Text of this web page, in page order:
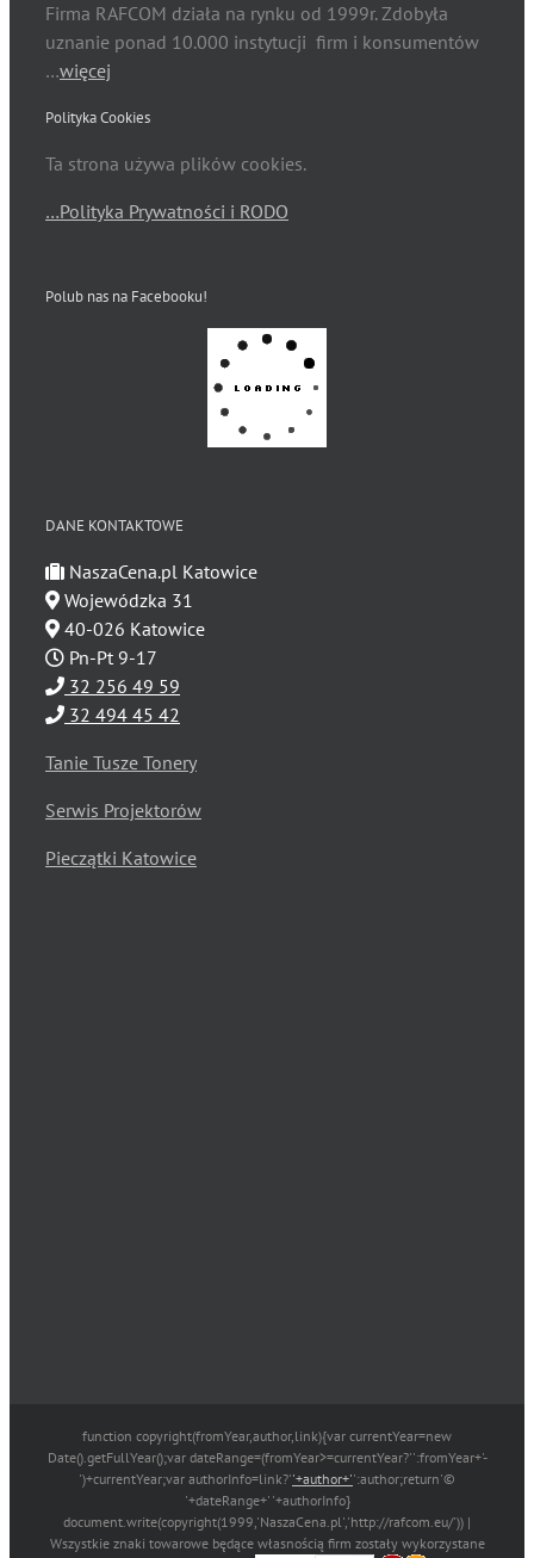
Firma RAFCOM działa na rynku od 1999r. Zdobyła
uznanie ponad 10.000 instytucji firm i konsumentów
…więcej
Polityka Cookies
Ta strona używa plików cookies.
…Polityka Prywatności i RODO
Polub nas na Facebooku!
DANE KONTAKTOWE
NaszaCena.pl Katowice
Wojewódzka 31
40-026 Katowice
Pn-Pt 9-17
32 256 49 59
32 494 45 42
Tanie Tusze Tonery
Serwis Projektorów
Pieczątki Katowice
function copyright(fromYear,author,link){var currentYear=new
Date().getFullYear();var dateRange=(fromYear>=currentYear?'':fromYear+'-
')+currentYear;var authorInfo=link?''+author+'':author;return'©
'+dateRange+' '+authorInfo}
document.write(copyright(1999,'NaszaCena.pl','http://rafcom.eu/')) |
Wszystkie znaki towarowe będące własnością firm zostały wykorzystane